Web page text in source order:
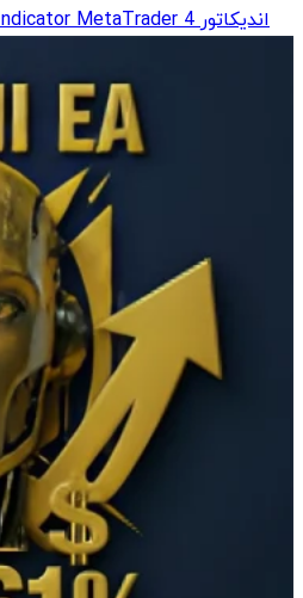
اندیکاتور XQ Indicator MetaTrader 4